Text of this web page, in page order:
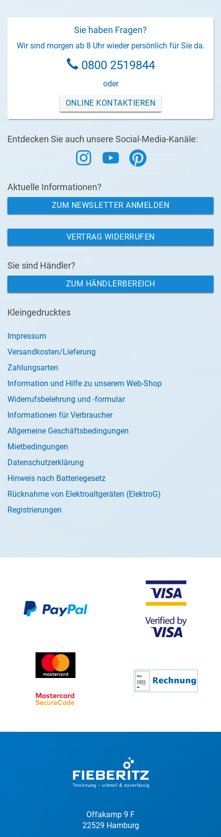
Sie haben Fragen?
Wir sind morgen ab 8 Uhr wieder persönlich für Sie da.
0800 2519844
oder
ONLINE KONTAKTIEREN
Entdecken Sie auch unsere Social-Media-Kanäle:
Aktuelle Informationen?
ZUM NEWSLETTER ANMELDEN
VERTRAG WIDERRUFEN
Sie sind Händler?
ZUM HÄNDLERBEREICH
Kleingedrucktes
Impressum
Versandkosten/Lieferung
Zahlungsarten
Information und Hilfe zu unserem Web-Shop
Widerrufsbelehrung und -formular
Informationen für Verbraucher
Allgemeine Geschäftsbedingungen
Mietbedingungen
Datenschutzerklärung
Hinweis nach Batteriegesetz
Rücknahme von Elektroaltgeräten (ElektroG)
Registrierungen
Offakamp 9 F
22529 Hamburg